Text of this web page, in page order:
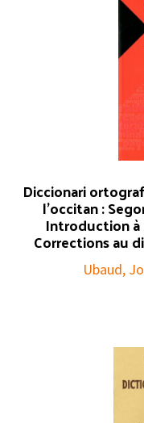
Diccionari
l’occitan :
Introduction à
Corrections au
Ubaud,